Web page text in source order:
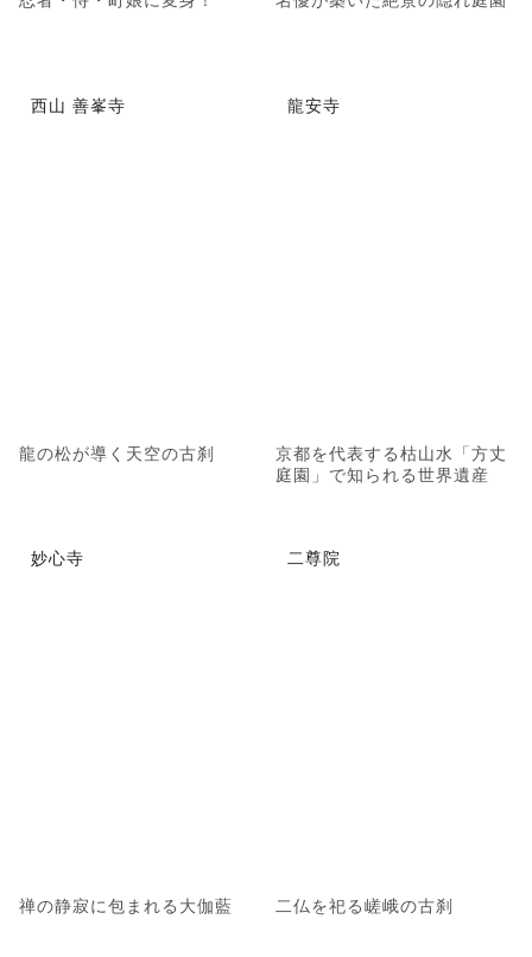
西山 善峯寺
龍の松が導く天空の古刹
龍安寺
京都を代表する枯山水「方丈
庭園」で知られる世界遺産
妙心寺
禅の静寂に包まれる大伽藍
二尊院
二仏を祀る嵯峨の古刹